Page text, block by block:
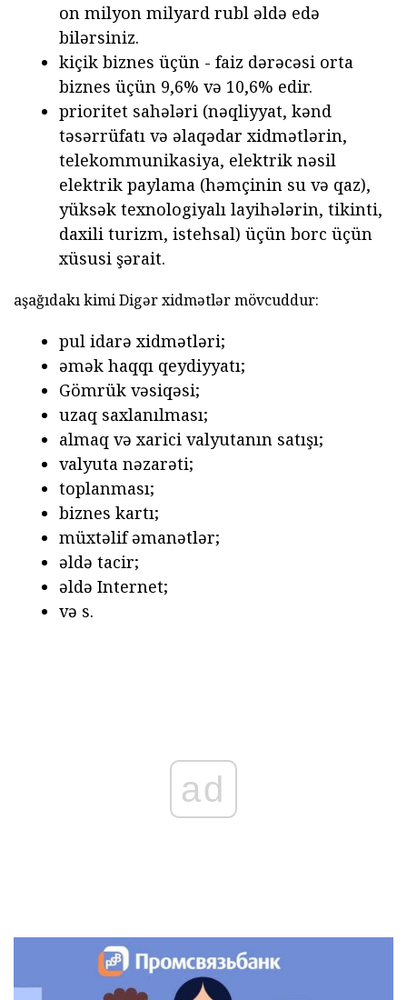
on milyon milyard rubl əldə edə
bilərsiniz.
kiçik biznes üçün - faiz dərəcəsi orta
biznes üçün 9,6% və 10,6% edir.
prioritet sahələri (nəqliyyat, kənd
təsərrüfatı və əlaqədar xidmətlərin,
telekommunikasiya, elektrik nəsil
elektrik paylama (həmçinin su və qaz),
yüksək texnologiyalı layihələrin, tikinti,
daxili turizm, istehsal) üçün borc üçün
xüsusi şərait.
aşağıdakı kimi Digər xidmətlər mövcuddur:
pul idarə xidmətləri;
əmək haqqı qeydiyyatı;
Gömrük vəsiqəsi;
uzaq saxlanılması;
almaq və xarici valyutanın satışı;
valyuta nəzarəti;
toplanması;
biznes kartı;
müxtəlif əmanətlər;
əldə tacir;
əldə Internet;
və s.
ad